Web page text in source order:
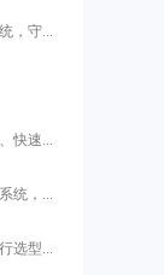
，守...
快速...
统，...
选型...